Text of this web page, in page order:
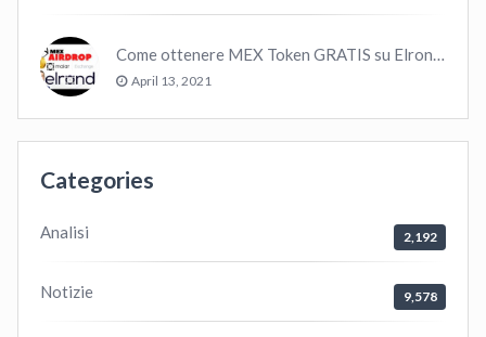
April 13, 2021
Categories
Analisi 2,192
Notizie 9,578